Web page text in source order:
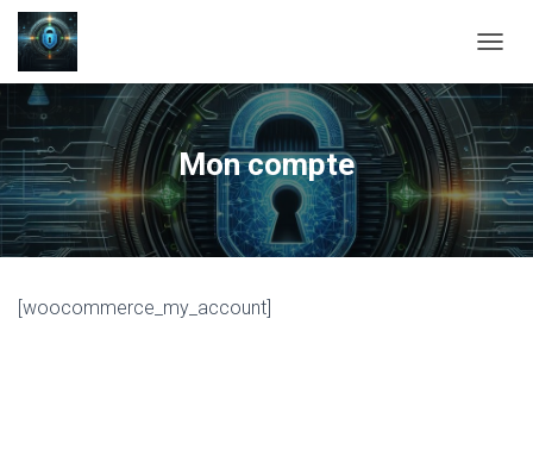
Mon compte
[woocommerce_my_account]